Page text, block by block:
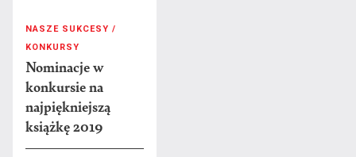
Henryk Ożóg
Piotr Panasiewicz
Agata Pankiewicz
Łukasz Pawlikowski
NASZE SUKCESY /
KONKURSY
Nominacje w
konkursie na
najpiękniejszą
książkę 2019